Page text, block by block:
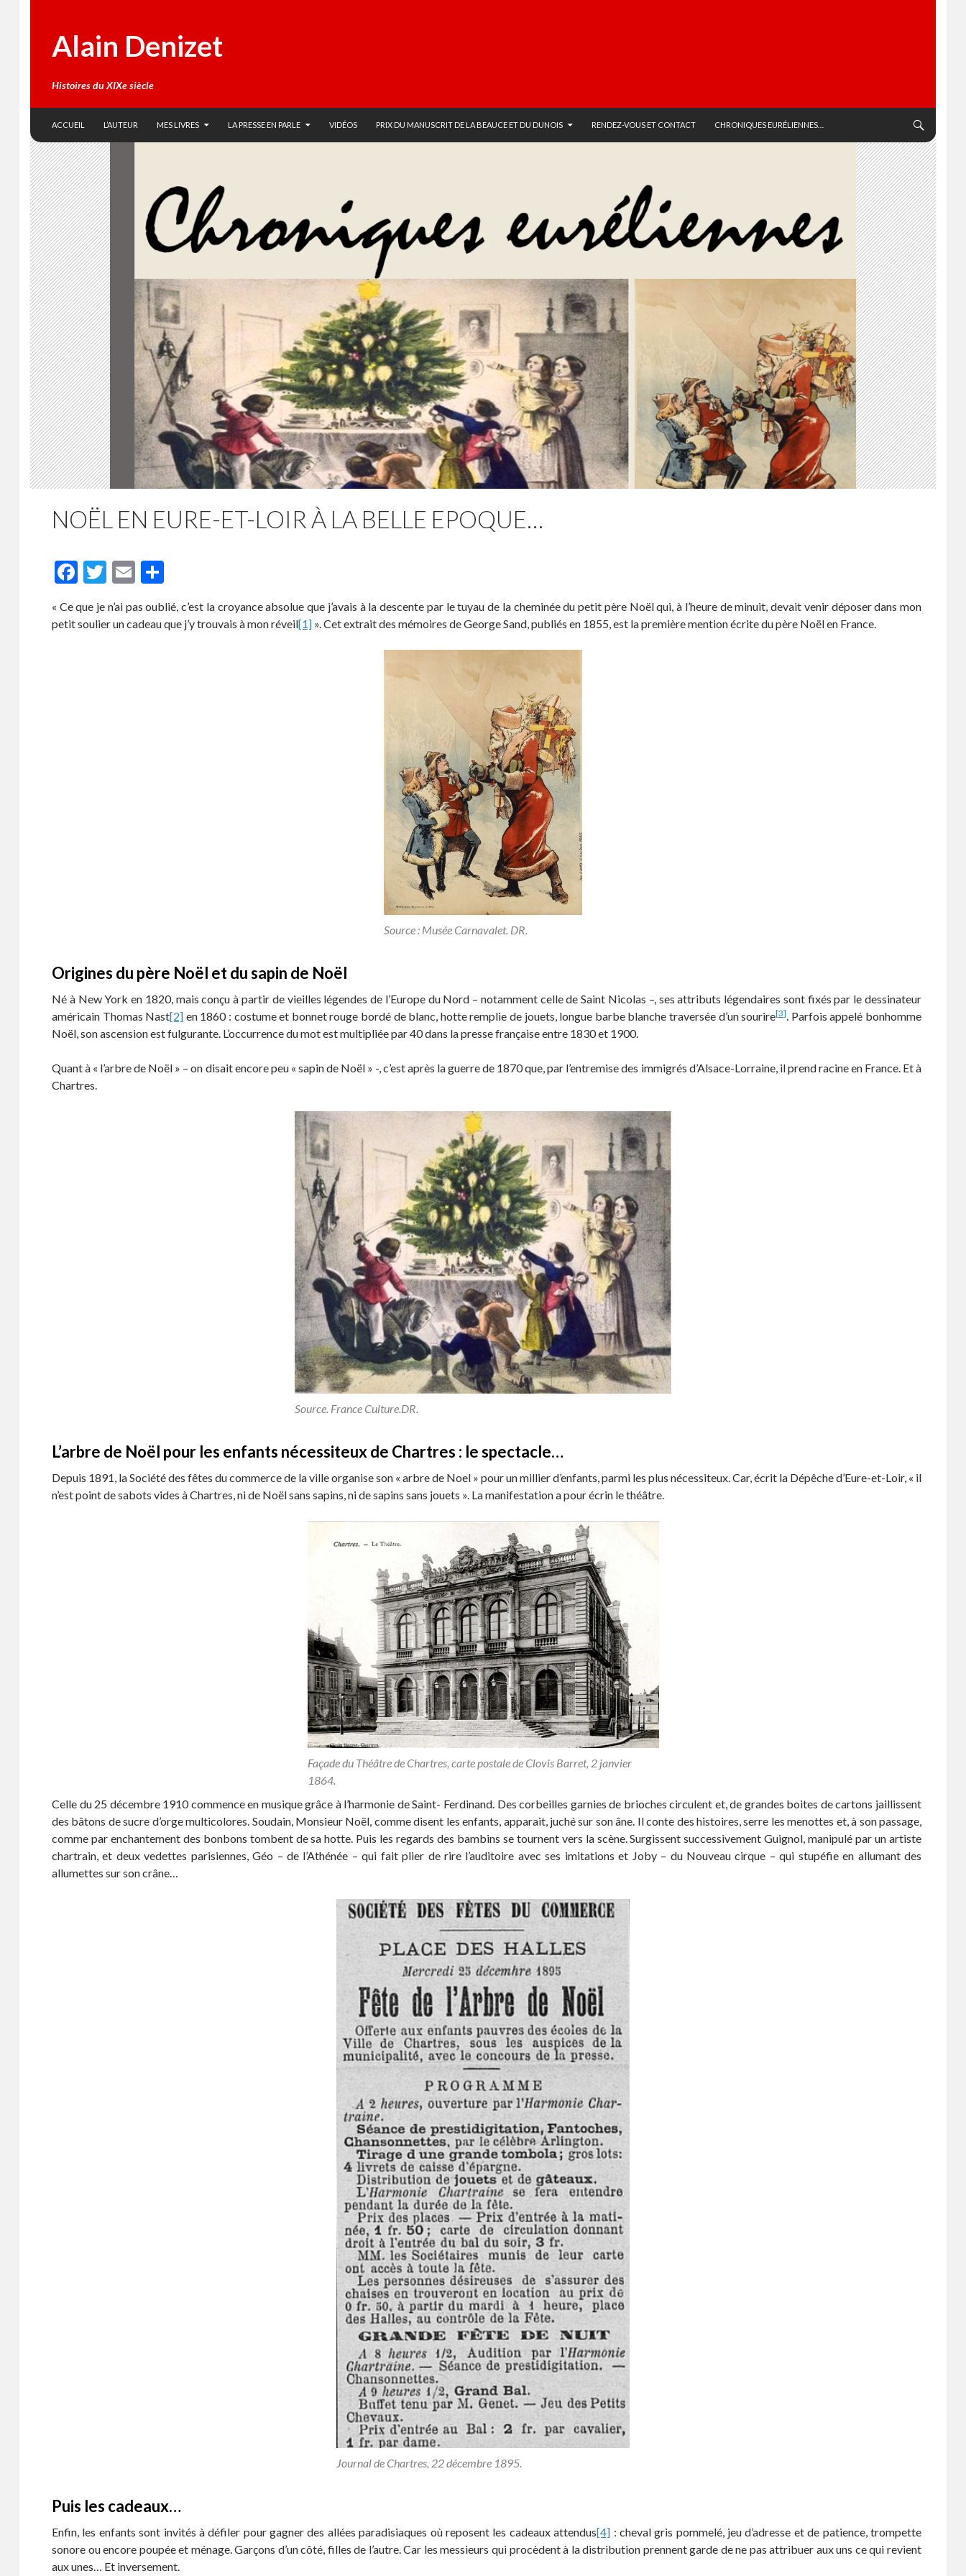
Alain Denizet
Histoires du XIXe siècle
ACCUEIL
L’AUTEUR MES LIVRES LA PRESSE EN PARLE VIDÉOS PRIX DU MANUSCRIT DE LA BEAUCE ET DU DUNOIS RENDEZ-VOUS ET CONTACT CHRONIQUES EURÉLIENNES…
NOËL EN EURE-ET-LOIR À LA BELLE EPOQUE…
F
e
T
w
itt
E
ai ta
« Ce que je n’ai pas oublié, c’est la croyance absolue que j’avais à la descente par le tuyau de la cheminée du petit père Noël qui, à l’heure de minuit, devait venir déposer dans mon
petit soulier un cadeau que j’y trouvais à mon réveil[1] ». Cet extrait des mémoires de George Sand, publiés en 1855, est la première mention écrite du père Noël en France.
Source : Musée Carnavalet. DR.
Origines du père Noël et du sapin de Noël
Né à New York en 1820, mais conçu à partir de vieilles légendes de l’Europe du Nord – notamment celle de Saint Nicolas –, ses attributs légendaires sont fixés par le dessinateur
américain Thomas Nast[2] en 1860 : costume et bonnet rouge bordé de blanc, hotte remplie de jouets, longue barbe blanche traversée d’un sourire[3]. Parfois appelé bonhomme
Noël, son ascension est fulgurante. L’occurrence du mot est multipliée par 40 dans la presse française entre 1830 et 1900.
Quant à « l’arbre de Noël » – on disait encore peu « sapin de Noël » -, c’est après la guerre de 1870 que, par l’entremise des immigrés d’Alsace-Lorraine, il prend racine en France. Et à
Chartres.
Source. France Culture.DR.
L’arbre de Noël pour les enfants nécessiteux de Chartres : le spectacle…
Depuis 1891, la Société des fêtes du commerce de la ville organise son « arbre de Noel » pour un millier d’enfants, parmi les plus nécessiteux. Car, écrit la Dépêche d’Eure-et-Loir, « il
n’est point de sabots vides à Chartres, ni de Noël sans sapins, ni de sapins sans jouets ». La manifestation a pour écrin le théâtre.
Façade du Théâtre de Chartres, carte postale de Clovis Barret, 2 janvier
1864.
Celle du 25 décembre 1910 commence en musique grâce à l’harmonie de Saint- Ferdinand. Des corbeilles garnies de brioches circulent et, de grandes boites de cartons jaillissent
des bâtons de sucre d’orge multicolores. Soudain, Monsieur Noël, comme disent les enfants, apparait, juché sur son âne. Il conte des histoires, serre les menottes et, à son passage,
comme par enchantement des bonbons tombent de sa hotte. Puis les regards des bambins se tournent vers la scène. Surgissent successivement Guignol, manipulé par un artiste
chartrain, et deux vedettes parisiennes, Géo – de l’Athénée – qui fait plier de rire l’auditoire avec ses imitations et Joby – du Nouveau cirque – qui stupéfie en allumant des
allumettes sur son crâne…
Journal de Chartres, 22 décembre 1895.
Puis les cadeaux…
Enfin, les enfants sont invités à défiler pour gagner des allées paradisiaques où reposent les cadeaux attendus[4] : cheval gris pommelé, jeu d’adresse et de patience, trompette
sonore ou encore poupée et ménage. Garçons d’un côté, filles de l’autre. Car les messieurs qui procèdent à la distribution prennent garde de ne pas attribuer aux uns ce qui revient
aux unes… Et inversement.